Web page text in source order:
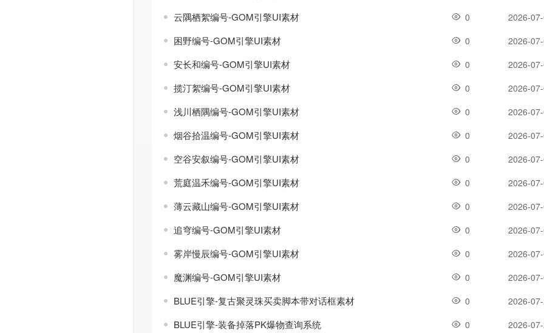
云隅栖絮编号-GOM引擎UI素材 0 2026-
困野编号-GOM引擎UI素材 0 2026-
安长和编号-GOM引擎UI素材 0 2026-
揽汀絮编号-GOM引擎UI素材 0 2026-
浅川栖隅编号-GOM引擎UI素材 0 2026-
烟谷拾温编号-GOM引擎UI素材 0 2026-
空谷安叙编号-GOM引擎UI素材 0 2026-
荒庭温禾编号-GOM引擎UI素材 0 2026-
薄云藏山编号-GOM引擎UI素材 0 2026-
追穹编号-GOM引擎UI素材 0 2026-
雾岸慢辰编号-GOM引擎UI素材 0 2026-
魔渊编号-GOM引擎UI素材 0 2026-
BLUE引擎-复古聚灵珠买卖脚本带对话框素材 0 2026-
BLUE引擎-装备掉落PK爆物查询系统 0 2026-